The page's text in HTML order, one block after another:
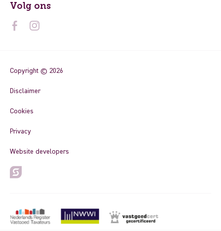
Volg ons
Copyright © 2026
Disclaimer
Cookies
Privacy
Website developers